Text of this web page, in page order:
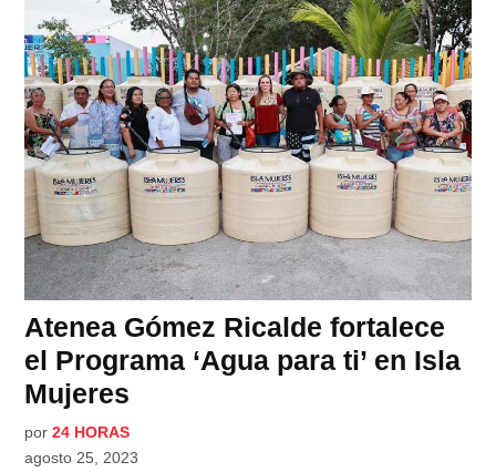
Atenea Gómez Ricalde fortalece
el Programa ‘Agua para ti’ en Isla
Mujeres
por 24 HORAS
agosto 25, 2023